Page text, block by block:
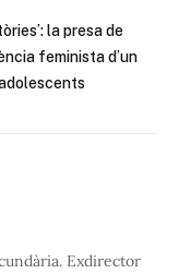
la presa de
feminista d’un
Exdirector